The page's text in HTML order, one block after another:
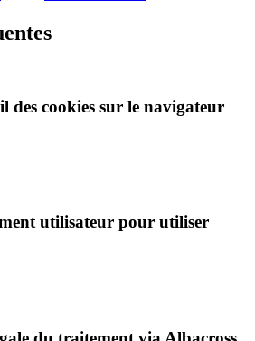
des cookies sur le navigateur
utilisateur pour utiliser